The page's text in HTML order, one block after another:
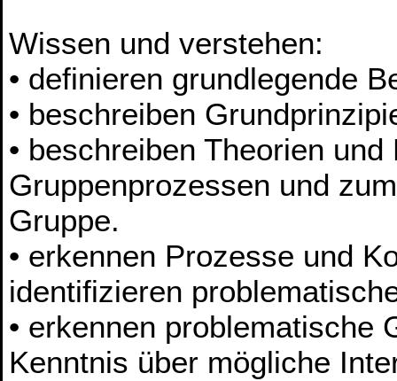
Wissen und verstehen:
• definieren grundlegende
• beschreiben
• beschreiben Theorien
Gruppenprozessen und
Gruppe.
• erkennen Prozesse und
identifizieren
• erkennen problematische
Kenntnis über mögliche